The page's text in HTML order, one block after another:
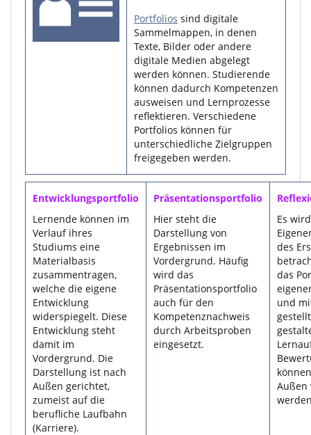
Portfolios sind digitale
Sammelmappen, in denen
Texte, Bilder oder andere
digitale Medien abgelegt
werden können. Studierende
können dadurch Kompetenzen
ausweisen und Lernprozesse
reflektieren. Verschiedene
Portfolios können für
unterschiedliche Zielgruppen
freigegeben werden.
Entwicklungsportfolio
Lernende können im
Verlauf ihres
Studiums eine
Materialbasis
zusammentragen,
welche die eigene
Entwicklung
widerspiegelt. Diese
Entwicklung steht
damit im
Vordergrund. Die
Darstellung ist nach
Außen gerichtet,
zumeist auf die
berufliche Laufbahn
(Karriere).
Präsentationsportfolio
Hier steht die
Darstellung von
Ergebnissen im
Vordergrund. Häufig
wird das
Präsentationsportfolio
auch für den
Kompetenznachweis
durch Arbeitsproben
eingesetzt.
Es
des
das
und
Außen